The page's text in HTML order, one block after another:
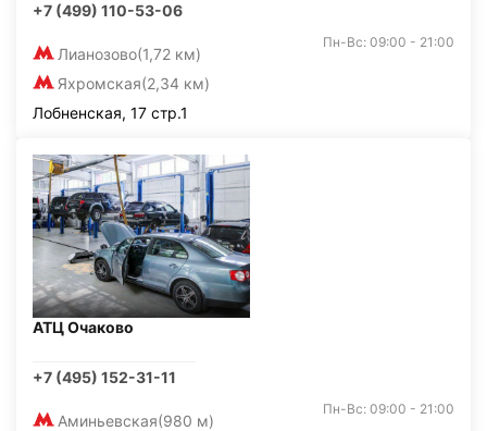
+7 (499) 110-53-06
Лианозово(1,72 км)
Яхромская(2,34 км)
Пн-Вс: 09:00 - 21:00
Лобненская, 17 стр.1
АТЦ Очаково
+7 (495) 152-31-11
Аминьевская(980 м)
Пн-Вс: 09:00 - 21:00